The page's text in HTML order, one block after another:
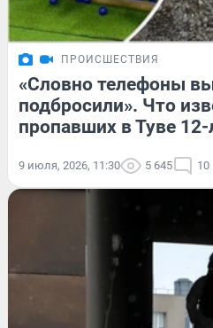
ПРОИСШЕСТВИЯ
«Словно телефоны
подбросили». Что
пропавших в Туве
9 июля, 2026, 11:30 5 645 10